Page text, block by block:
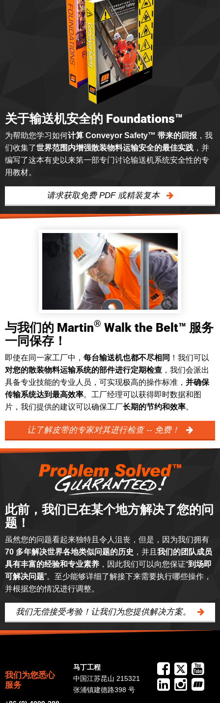
关于输送机安全的 Foundations™
为帮助您学习如何计算 Conveyor Safety™ 带来的回报 ，我
们收集了世界范围内增强散装物料运输安全的最佳实践 ，并
编写了这本有史以来第一部专门讨论输送机系统安全性的专
用教材。
请求获取免费 PDF 或精装复本
与我们的 Martin® Walk the Belt™ 服务
一同保存！
即使在同一家工厂中， 每台输送机也都不尽相同 ！我们可以
对您的散装物料运输系统的部件进行定期检查 ，我们会派出
具备专业技能的专业人员，可实现极高的操作标准， 并确保
传输系统达到最高效率。工厂经理可以获得即时数据和图
片，我们提供的建议可以确保工厂长期的节约和效率。
让了解皮带的专家对其进行检查 -- 免费！
此前，我们已在某个地方解决了您的问
题！
虽然您的问题看起来独特且令人沮丧，但是，因为我们拥有
70 多年解决世界各地类似问题的历史 ，并且 我们的团队成员
具有丰富的经验和专业素养 ，因此我们可以向您保证“到场即
可解决问题”。至少能够详细了解接下来需要执行哪些操作，
并根据您的情况进行调整。
我们无偿接受考验！让我们为您提供解决方案。
我们为您悉心
服务
马丁工程
中国江苏昆山 215321
张浦镇建德路398 号